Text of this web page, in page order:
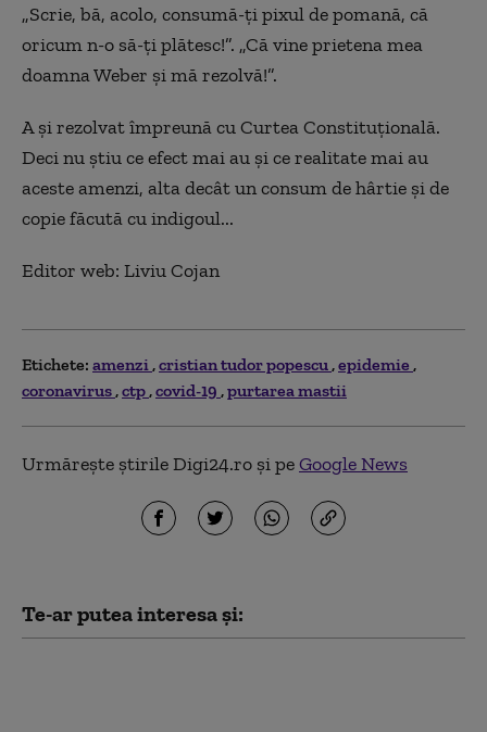
„Scrie, bă, acolo, consumă-ți pixul de pomană, că
oricum n-o să-ți plătesc!”. „Că vine prietena mea
doamna Weber și mă rezolvă!”.
A și rezolvat împreună cu Curtea Constituțională.
Deci nu știu ce efect mai au și ce realitate mai au
aceste amenzi, alta decât un consum de hârtie și de
copie făcută cu indigoul...
Editor web: Liviu Cojan
Etichete: amenzi cristian tudor popescu epidemie
coronavirus ctp covid-19 purtarea mastii
Urmărește știrile Digi24.ro și peGoogle News
Te-ar putea interesa și: